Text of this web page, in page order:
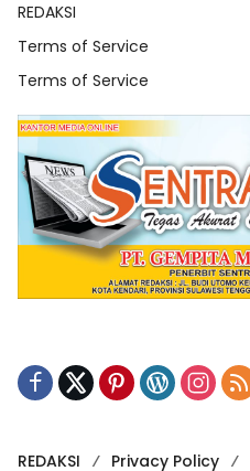
REDAKSI
Terms of Service
Terms of Service
REDAKSI Privacy Policy